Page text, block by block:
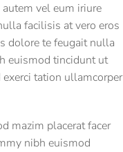
vel eum iriure
facilisis at vero eros
dolore te feugait nulla
euismod tincidunt ut
tation ullamcorper
mazim placerat facer
nibh euismod